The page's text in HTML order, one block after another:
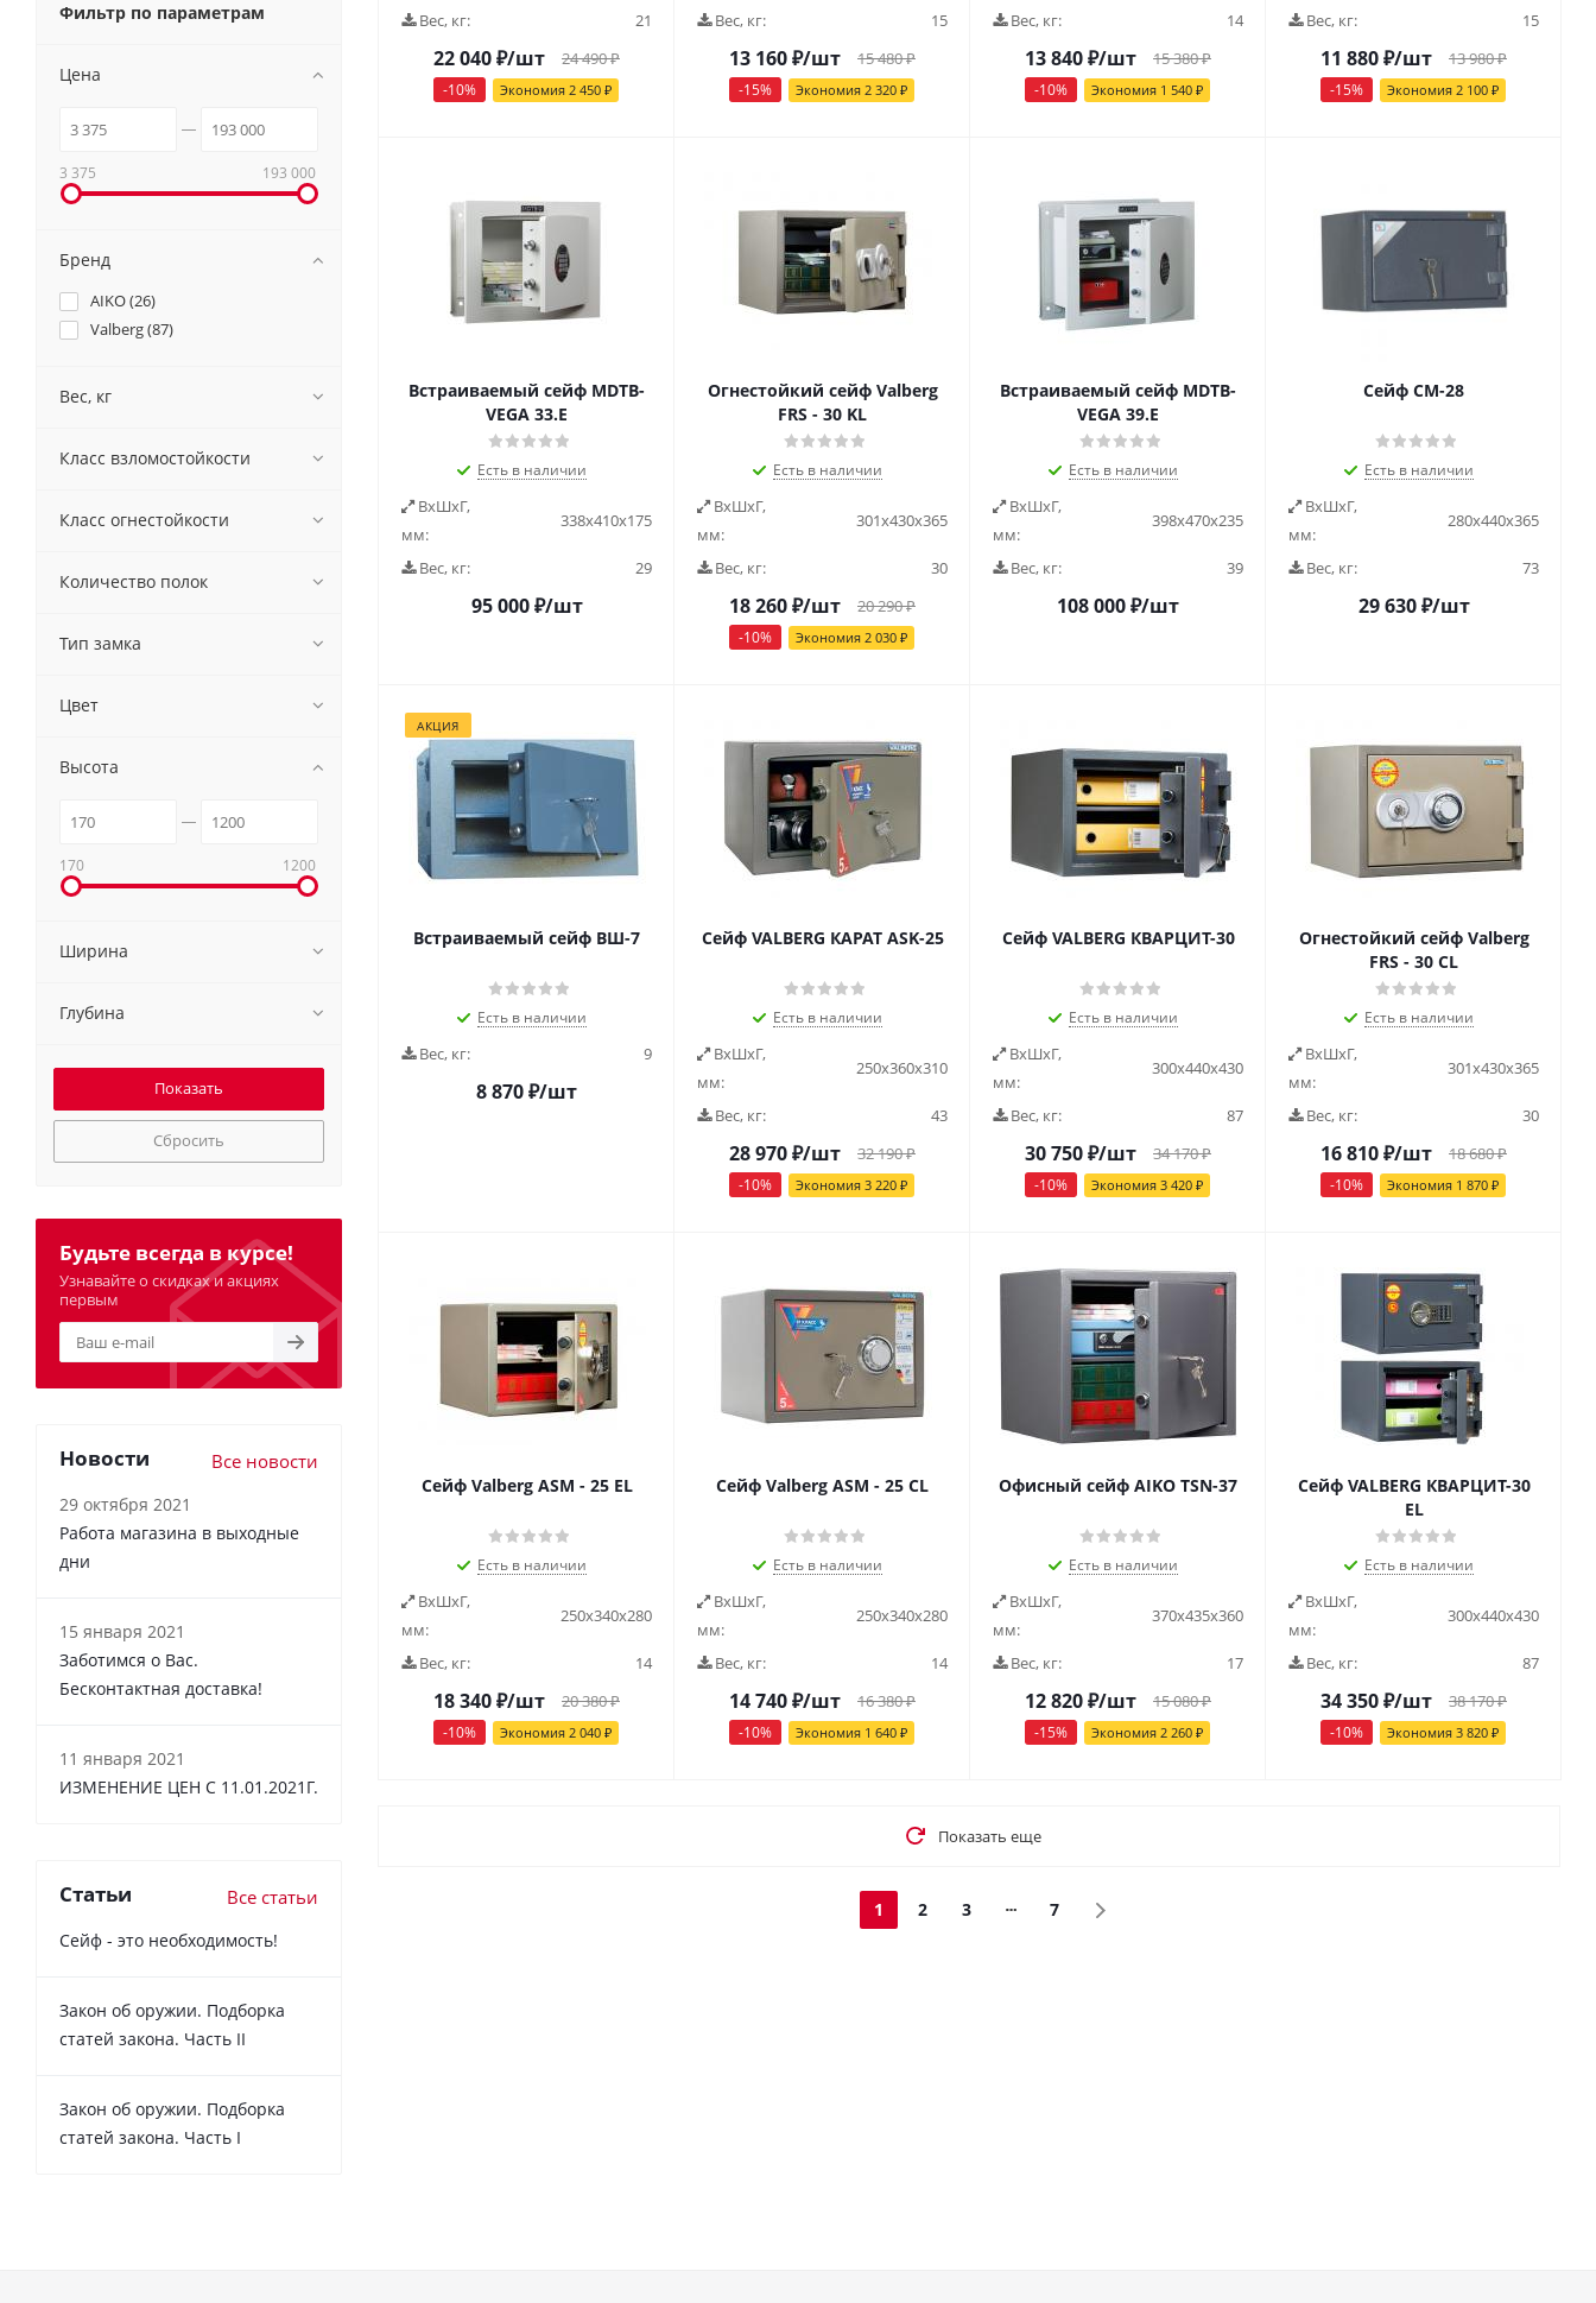
Вес, кг: 21
22 040₽/шт 24 490₽
-10% Экономия 2 450 ₽
Вес, кг: 15
13 160₽/шт 15 480₽
-15% Экономия 2 320 ₽
Вес, кг: 14
13 840₽/шт 15 380₽
-10% Экономия 1 540 ₽
Вес, кг: 15
11 880₽/шт 13 980₽
-15% Экономия 2 100 ₽
Встраиваемый сейф MDTB-
VEGA 33.E
Есть в наличии
ВxШxГ,
мм:
338x410x175
Вес, кг: 29
95 000₽/шт
Огнестойкий сейф Valberg
FRS - 30 KL
Есть в наличии
ВxШxГ,
мм:
301х430х365
Вес, кг: 30
18 260₽/шт 20 290₽
-10% Экономия 2 030 ₽
Встраиваемый сейф MDTB-
VEGA 39.E
Есть в наличии
ВxШxГ,
мм:
398x470x235
Вес, кг: 39
108 000₽/шт
Сейф СМ-28
Есть в наличии
ВxШxГ,
мм:
280х440х365
Вес, кг: 73
29 630₽/шт
АКЦИЯ
Встраиваемый сейф ВШ-7
Есть в наличии
Вес, кг: 9
8 870₽/шт
Сейф VALBERG КАРАТ ASK-25
Есть в наличии
ВxШxГ,
мм:
250х360х310
Вес, кг: 43
28 970₽/шт 32 190₽
-10% Экономия 3 220 ₽
Сейф VALBERG КВАРЦИТ-30
Есть в наличии
ВxШxГ,
мм:
300х440х430
Вес, кг: 87
30 750₽/шт 34 170₽
-10% Экономия 3 420 ₽
Огнестойкий сейф Valberg
FRS - 30 CL
Есть в наличии
ВxШxГ,
мм:
301х430х365
Вес, кг: 30
16 810₽/шт 18 680₽
-10% Экономия 1 870 ₽
Cейф Valberg ASM - 25 EL
Есть в наличии
ВxШxГ,
мм:
250х340х280
Вес, кг: 14
18 340₽/шт 20 380₽
-10% Экономия 2 040 ₽
Cейф Valberg ASM - 25 CL
Есть в наличии
ВxШxГ,
мм:
250х340х280
Вес, кг: 14
14 740₽/шт 16 380₽
-10% Экономия 1 640 ₽
Офисный сейф AIKO ТSN-37
Есть в наличии
ВxШxГ,
мм:
370х435х360
Вес, кг: 17
12 820₽/шт 15 080₽
-15% Экономия 2 260 ₽
Сейф VALBERG КВАРЦИТ-30
EL
Есть в наличии
ВxШxГ,
мм:
300х440х430
Вес, кг: 87
34 350₽/шт 38 170₽
-10% Экономия 3 820 ₽
Показать еще
1 2 3 7
Фильтр по параметрам
Цена
3 375 193 000
Бренд
AIKO (26)
Valberg (87)
Вес, кг
Класс взломостойкости
Класс огнестойкости
Количество полок
Тип замка
Цвет
Высота
170 1200
Ширина
Глубина
Сбросить
Будьте всегда в курсе!
Узнавайте о скидках и акциях
первым
Новости Все новости
29 октября 2021
Работа магазина в выходные
дни
15 января 2021
Заботимся о Вас.
Бесконтактная доставка!
11 января 2021
ИЗМЕНЕНИЕ ЦЕН С 11.01.2021Г.
Статьи Все статьи
Сейф - это необходимость!
Закон об оружии. Подборка
статей закона. Часть II
Закон об оружии. Подборка
статей закона. Часть I